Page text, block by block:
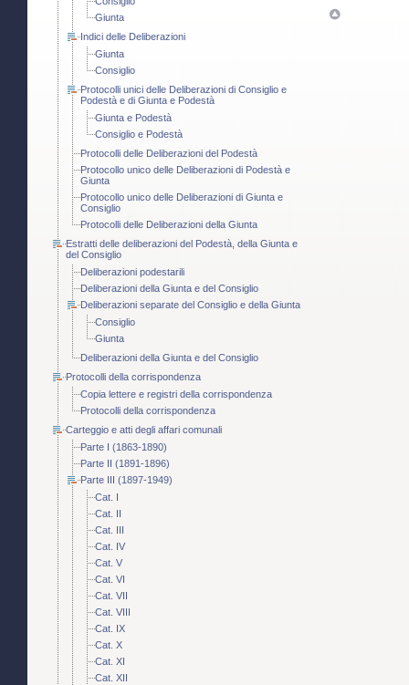
Giunta
Indici delle Deliberazioni
Giunta
Consiglio
Protocolli unici delle Deliberazioni di Consiglio e
Podestà e di Giunta e Podestà
Giunta e Podestà
Consiglio e Podestà
Protocolli delle Deliberazioni del Podestà
Protocollo unico delle Deliberazioni di Podestà e
Giunta
Protocollo unico delle Deliberazioni di Giunta e
Consiglio
Protocolli delle Deliberazioni della Giunta
Estratti delle deliberazioni del Podestà, della Giunta e
del Consiglio
Deliberazioni podestarili
Deliberazioni della Giunta e del Consiglio
Deliberazioni separate del Consiglio e della Giunta
Consiglio
Giunta
Deliberazioni della Giunta e del Consiglio
Protocolli della corrispondenza
Copia lettere e registri della corrispondenza
Protocolli della corrispondenza
Carteggio e atti degli affari comunali
Parte I (1863-1890)
Parte II (1891-1896)
Parte III (1897-1949)
Cat. I
Cat. II
Cat. III
Cat. IV
Cat. V
Cat. VI
Cat. VII
Cat. VIII
Cat. IX
Cat. X
Cat. XI
Cat. XII